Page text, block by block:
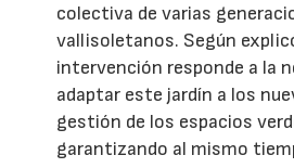
colectiva de varias
vallisoletanos. Según
intervención responde a la
adaptar este jardín a los
gestión de los espacios
garantizando al mismo